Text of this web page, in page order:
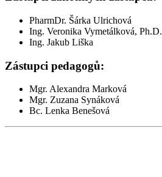
PharmDr. Šárka Ulrichová
Ing. Veronika Vymetálková, Ph.D.
Ing. Jakub Liška
Zástupci pedagogů:
Mgr. Alexandra Marková
Mgr. Zuzana Synáková
Bc. Lenka Benešová